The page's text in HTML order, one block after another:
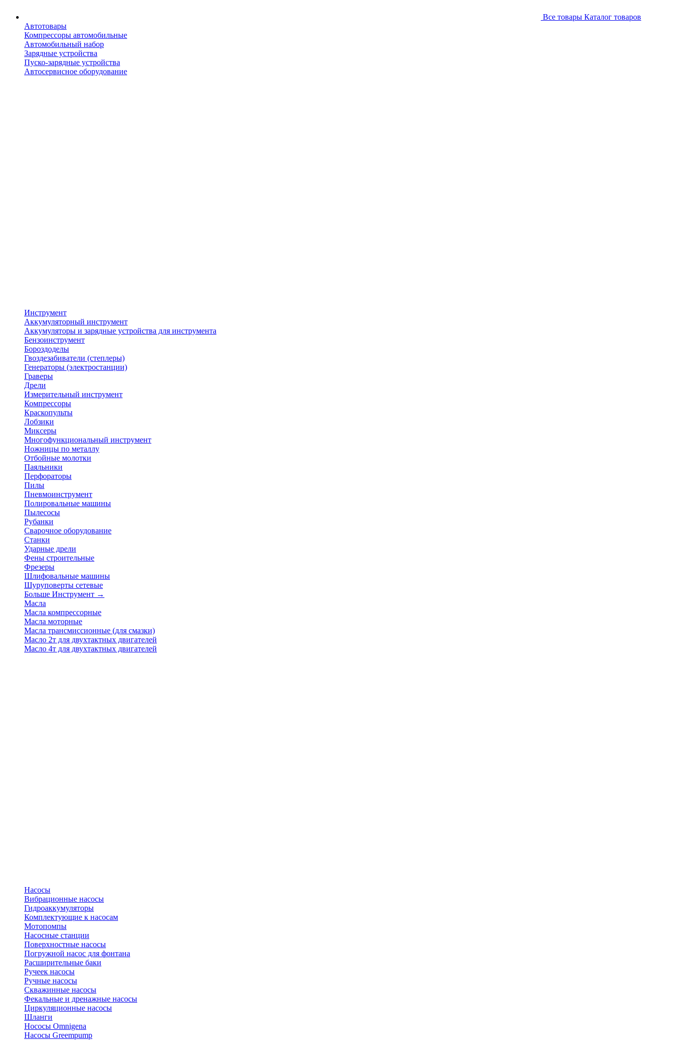
Все товары Каталог товаров
Автотовары
Компрессоры автомобильные
Автомобильный набор
Зарядные устройства
Пуско-зарядные устройства
Автосервисное оборудование
Инструмент
Аккумуляторный инструмент
Аккумуляторы и зарядные устройства для инструмента
Бензоинструмент
Бороздоделы
Гвоздезабиватели (степлеры)
Генераторы (электростанции)
Граверы
Дрели
Измерительный инструмент
Компрессоры
Краскопульты
Лобзики
Миксеры
Многофункциональный инструмент
Ножницы по металлу
Отбойные молотки
Паяльники
Перфораторы
Пилы
Пневмоинструмент
Полировальные машины
Пылесосы
Рубанки
Сварочное оборудование
Станки
Ударные дрели
Фены строительные
Фрезеры
Шлифовальные машины
Шуруповерты сетевые
Больше Инструмент →
Масла
Масла компрессорные
Масла моторные
Масла трансмиссионные (для смазки)
Масло 2т для двухтактных двигателей
Масло 4т для двухтактных двигателей
Насосы
Вибрационные насосы
Гидроаккумуляторы
Комплектующие к насосам
Мотопомпы
Насосные станции
Поверхностные насосы
Погружной насос для фонтана
Расширительные баки
Ручеек насосы
Ручные насосы
Скважинные насосы
Фекальные и дренажные насосы
Циркуляционные насосы
Шланги
Нососы Omnigena
Насосы Greempump